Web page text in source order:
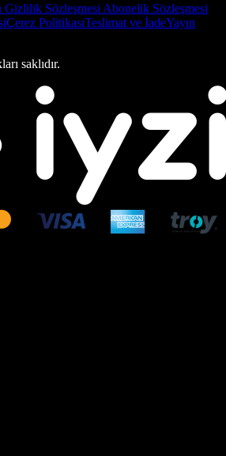
Gizlilik Sözleşmesi Abonelik Sözleşmesi
Çerez PolitikasıTeslimat ve İadeYayın
saklıdır.